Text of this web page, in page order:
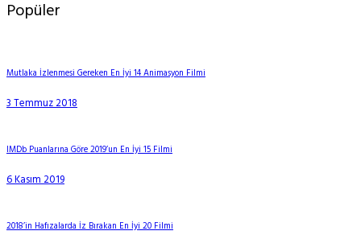
Popüler
Mutlaka İzlenmesi Gereken En İyi 14 Animasyon Filmi
3 Temmuz 2018
IMDb Puanlarına Göre 2019’un En İyi 15 Filmi
6 Kasım 2019
2018’in Hafızalarda İz Bırakan En İyi 20 Filmi